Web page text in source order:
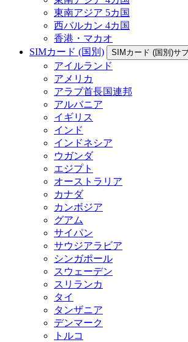
東南アジア 5カ国
西バルカン 4カ国
香港・マカオ
SIMカード (国別)
SIMカード (国別)サ
アイルランド
アメリカ
アラブ首長国連邦
アルバニア
イギリス
インド
インドネシア
ウガンダ
エジプト
オーストラリア
カナダ
カンボジア
グアム
サイパン
サウジアラビア
シンガポール
スウェーデン
スリランカ
タイ
タンザニア
デンマーク
トルコ